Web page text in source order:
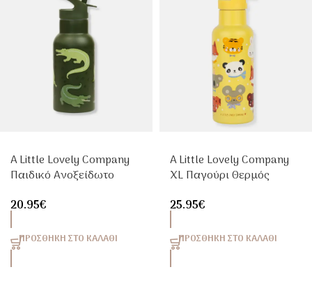
A Little Lovely Company
Παιδικό Ανοξείδωτο
Crocodiles 350ml Με
20.95€
ΠΡΟΣΘΉΚΗ ΣΤΟ ΚΑΛΆΘΙ
A Little Lovely Company
XL Παγούρι Θερμός
Carrel
25.95€
ΠΡΟΣΘΉΚΗ ΣΤΟ ΚΑΛΆΘΙ